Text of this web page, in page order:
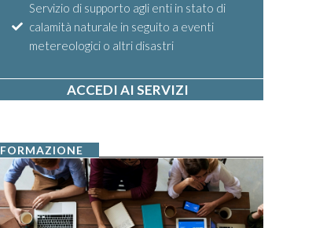
Servizio di supporto agli enti in stato di
calamità naturale in seguito a eventi
metereologici o altri disastri
ACCEDI AI SERVIZI
FORMAZIONE